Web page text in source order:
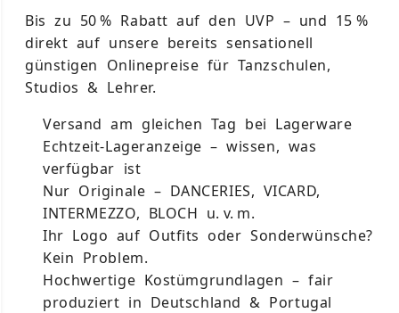
Bis zu 50 % Rabatt auf den UVP – und 15 %
direkt auf unsere bereits sensationell
günstigen Onlinepreise für Tanzschulen,
Studios & Lehrer.
Versand am gleichen Tag bei Lagerware
Echtzeit-Lageranzeige – wissen, was
verfügbar ist
Nur Originale – DANCERIES, VICARD,
INTERMEZZO, BLOCH u. v. m.
Ihr Logo auf Outfits oder Sonderwünsche?
Kein Problem.
Hochwertige Kostümgrundlagen – fair
produziert in Deutschland & Portugal